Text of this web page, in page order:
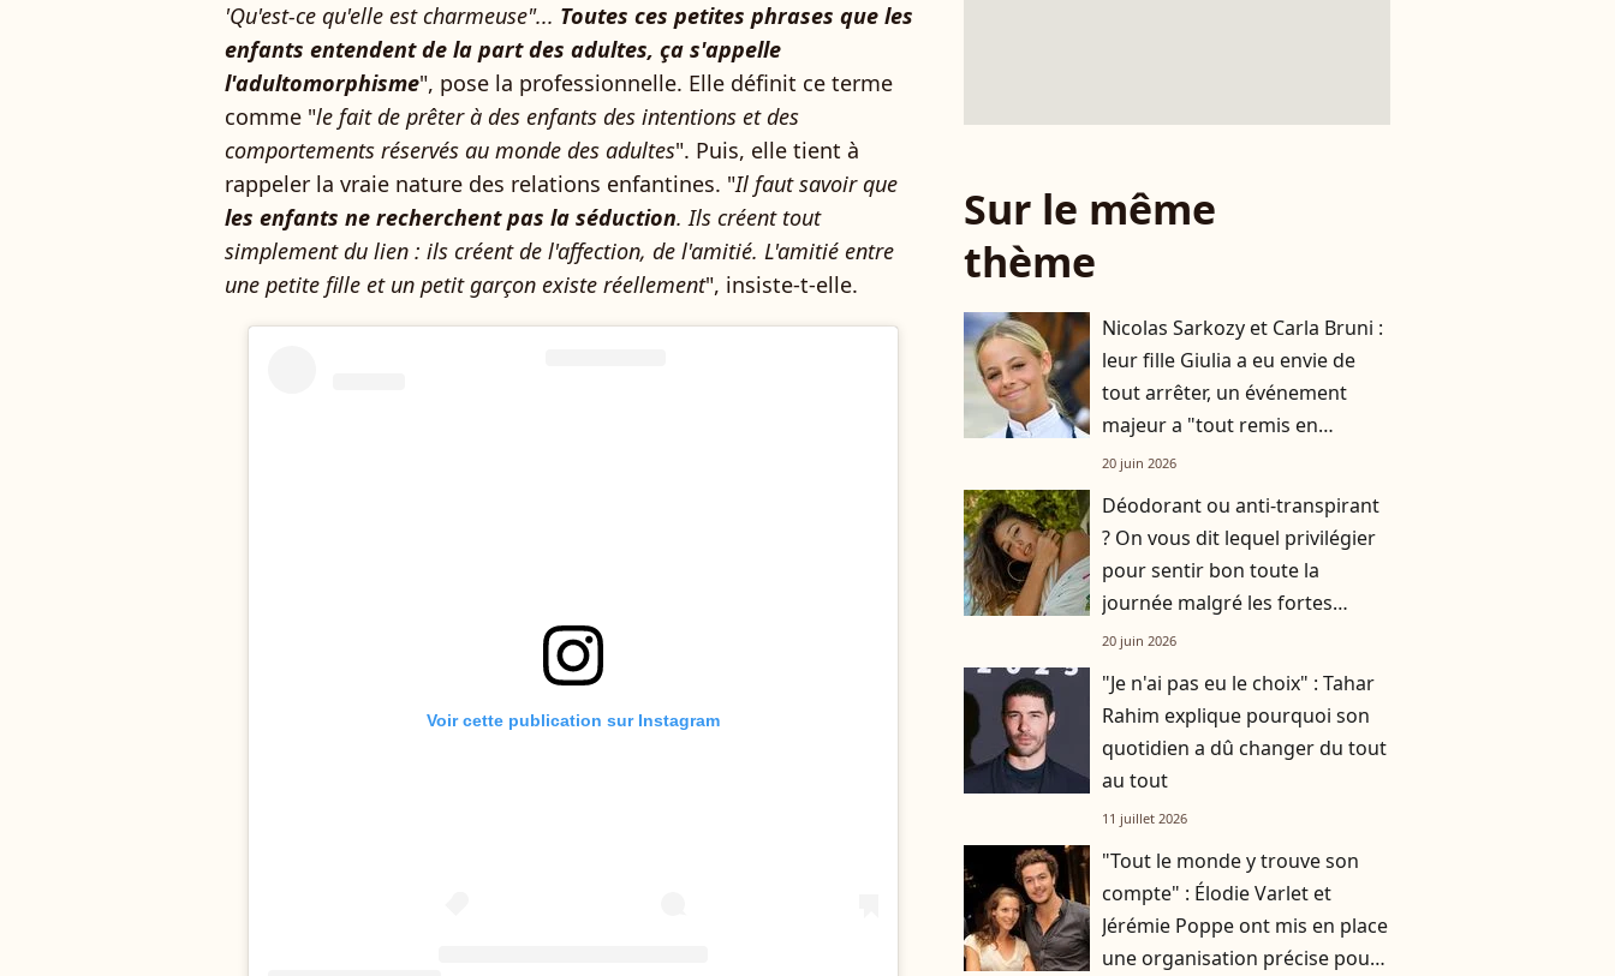
'Qu'est-ce qu'elle est charmeuse"... Toutes ces petites phrases que les
enfants entendent de la part des adultes, ça s'appelle
l'adultomorphisme", pose la professionnelle. Elle définit ce terme
comme "le fait de prêter à des enfants des intentions et des
comportements réservés au monde des adultes". Puis, elle tient à
rappeler la vraie nature des relations enfantines. "Il faut savoir que
les enfants ne recherchent pas la séduction. Ils créent tout
simplement du lien : ils créent de l'affection, de l'amitié. L'amitié entre
une petite fille et un petit garçon existe réellement", insiste-t-elle.
Voir cette publication sur Instagram
Sur le même
thème
Nicolas Sarkozy et Carla Bruni :
leur fille Giulia a eu envie de
tout arrêter, un événement
majeur a "tout remis en
question"
20 juin 2026
Déodorant ou anti-transpirant
? On vous dit lequel privilégier
pour sentir bon toute la
journée malgré les fortes
chaleurs
20 juin 2026
"Je n'ai pas eu le choix" : Tahar
Rahim explique pourquoi son
quotidien a dû changer du tout
au tout
11 juillet 2026
"Tout le monde y trouve son
compte" : Élodie Varlet et
Jérémie Poppe ont mis en place
une organisation précise pour